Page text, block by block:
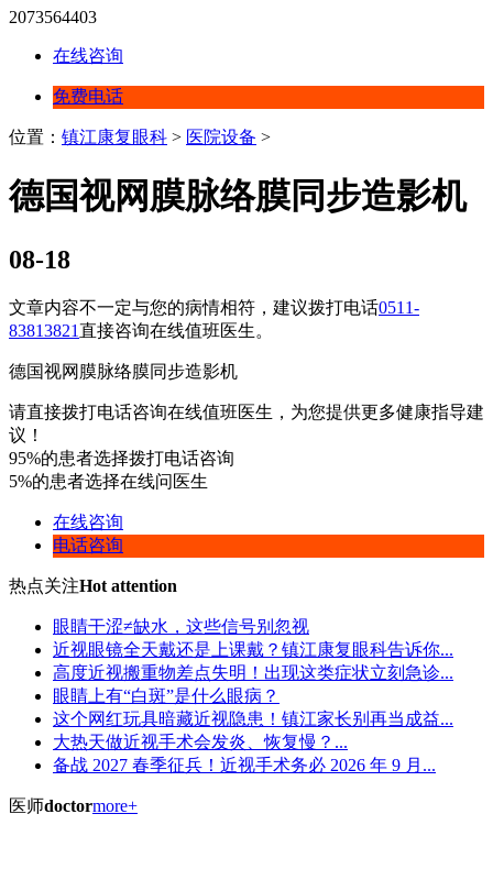
2073564403
在线咨询
免费电话
位置： 镇江康复眼科 > 医院设备 >
德国视网膜脉络膜同步造影机
08-18
文章内容不一定与您的病情相符，建议拨打电话0511-
83813821直接咨询在线值班医生。
德国视网膜脉络膜同步造影机
请直接拨打电话咨询在线值班医生，为您提供更多健康指导建
议！
95%的患者选择拨打电话咨询
5%的患者选择在线问医生
在线咨询
电话咨询
热点关注Hot attention
眼睛干涩≠缺水，这些信号别忽视
近视眼镜全天戴还是上课戴？镇江康复眼科告诉你...
高度近视搬重物差点失明！出现这类症状立刻急诊...
眼睛上有“白斑”是什么眼病？
这个网红玩具暗藏近视隐患！镇江家长别再当成益...
大热天做近视手术会发炎、恢复慢？...
备战 2027 春季征兵！近视手术务必 2026 年 9 月...
医师doctormore+